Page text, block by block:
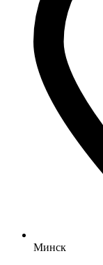
Минск